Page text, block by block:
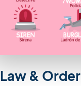
Law & Order